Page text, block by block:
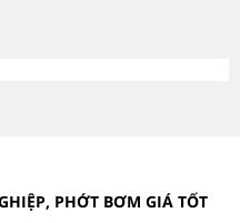
PHỚT BƠM GIÁ TỐT